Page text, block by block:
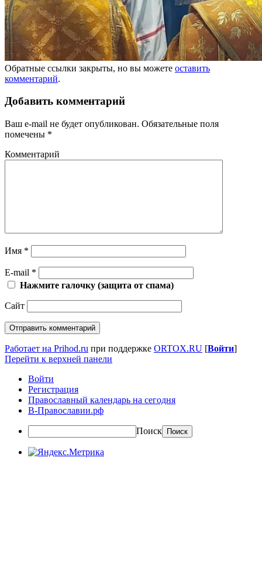
Обратные ссылки закрыты, но вы можете оставить
комментарий.
Добавить комментарий
Ваш e-mail не будет опубликован. Обязательные поля
помечены *
Комментарий
Имя *
E-mail *
Нажмите галочку (защита от спама)
Сайт
Работает на Prihod.ru при поддержке ORTOX.RU [Войти]
Перейти к верхней панели
Войти
Регистрация
Православный календарь на сегодня
В-Православии.рф
Поиск